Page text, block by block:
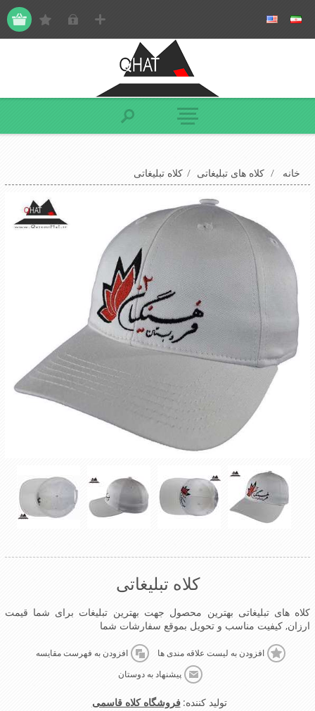
خانه / کلاه های تبلیغاتی / کلاه تبلیغاتی
کلاه تبلیغاتی
کلاه های تبلیغاتی بهترین محصول جهت بهترین تبلیغات برای شما قیمت
ارزان, کیفیت مناسب و تحویل بموقع سفارشات شما
افزودن به لیست علاقه مندی ها افزودن به فهرست مقایسه
پیشنهاد به دوستان
تولید کننده: فروشگاه کلاه قاسمی